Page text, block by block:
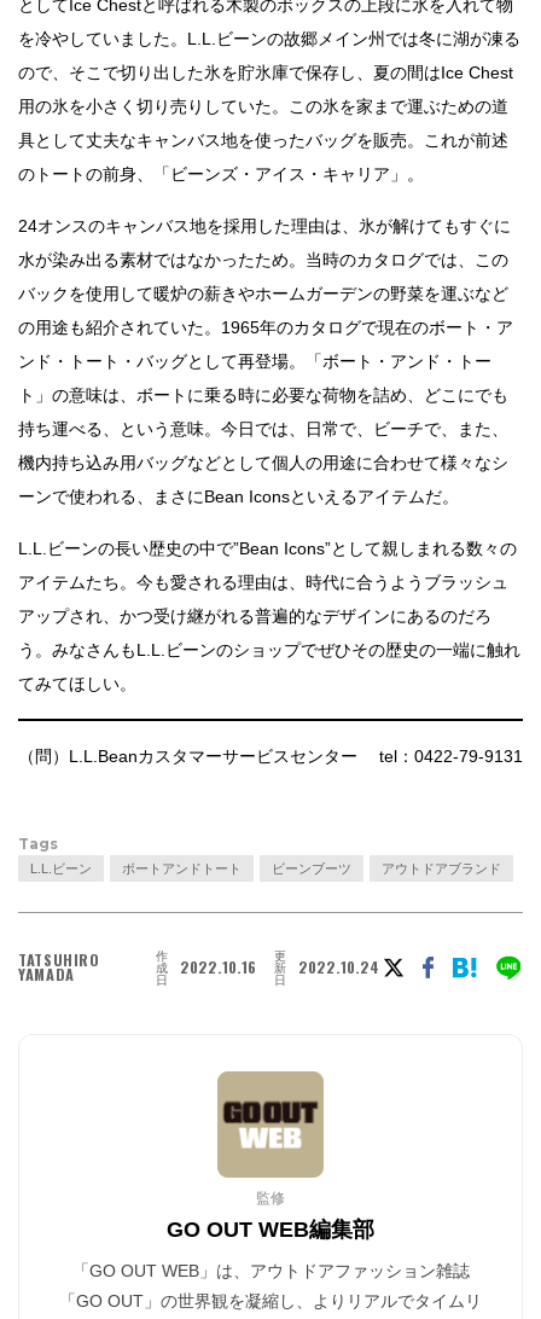
としてIce Chestと呼ばれる木製のボックスの上段に氷を入れて物
を冷やしていました。L.L.ビーンの故郷メイン州では冬に湖が凍る
ので、そこで切り出した氷を貯氷庫で保存し、夏の間はIce Chest
用の氷を小さく切り売りしていた。この氷を家まで運ぶための道
具として丈夫なキャンバス地を使ったバッグを販売。これが前述
のトートの前身、「ビーンズ・アイス・キャリア」。
24オンスのキャンバス地を採用した理由は、氷が解けてもすぐに
水が染み出る素材ではなかったため。当時のカタログでは、この
バックを使用して暖炉の薪きやホームガーデンの野菜を運ぶなど
の用途も紹介されていた。1965年のカタログで現在のボート・ア
ンド・トート・バッグとして再登場。「ボート・アンド・トー
ト」の意味は、ボートに乗る時に必要な荷物を詰め、どこにでも
持ち運べる、という意味。今日では、日常で、ビーチで、また、
機内持ち込み用バッグなどとして個人の用途に合わせて様々なシ
ーンで使われる、まさにBean Iconsといえるアイテムだ。
L.L.ビーンの長い歴史の中で”Bean Icons”として親しまれる数々の
アイテムたち。今も愛される理由は、時代に合うようブラッシュ
アップされ、かつ受け継がれる普遍的なデザインにあるのだろ
う。みなさんもL.L.ビーンのショップでぜひその歴史の一端に触れ
てみてほしい。
（問）L.L.Beanカスタマーサービスセンター tel：0422-79-9131
Tags
L.L.ビーン ボートアンドトート ビーンブーツ アウトドアブランド
TATSUHIRO
YAMADA
作
成
日
2022.10.16 更
新
日
2022.10.24
監修
GO OUT WEB編集部
「GO OUT WEB」は、アウトドアファッション雑誌
「GO OUT」の世界観を凝縮し、よりリアルでタイムリ